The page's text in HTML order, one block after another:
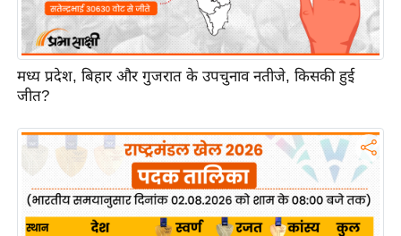
क्रि
के
ट
I
P
L
2
0
2
6
मध्य प्रदेश, बिहार और गुजरात के उपचुनाव नतीजे, किसकी हुई
जीत?